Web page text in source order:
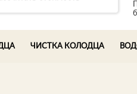
ЧИСТКА КОЛОДЦА